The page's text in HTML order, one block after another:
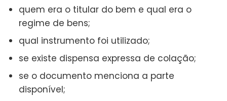
quem era o titular do bem e qual era o
regime de bens;
qual instrumento foi utilizado;
se existe dispensa expressa de colação;
se o documento menciona a parte
disponível;